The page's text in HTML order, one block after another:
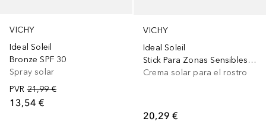
VICHY
Ideal Soleil
Bronze SPF 30
Spray solar
PVR 21,99 €
13,54 €
VICHY
Ideal Soleil
Stick Para Zonas Sensibles De La Piel SPF 50+
Crema solar para el rostro
20,29 €